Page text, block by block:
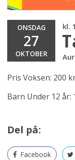
ONSDAG
27
OKTOBER
kl.
Pris Voksen: 200
Barn Under 12 år:
Del på:
Facebook